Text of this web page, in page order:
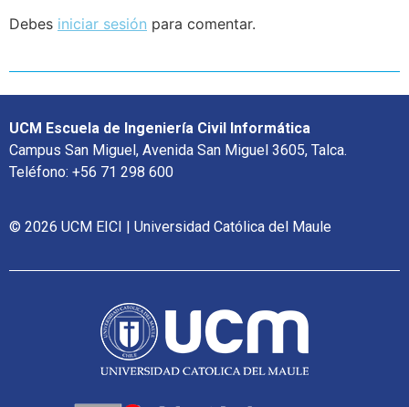
Debes iniciar sesión para comentar.
UCM Escuela de Ingeniería Civil Informática
Campus San Miguel, Avenida San Miguel 3605, Talca.
Teléfono: +56 71 298 600
© 2026 UCM EICI | Universidad Católica del Maule